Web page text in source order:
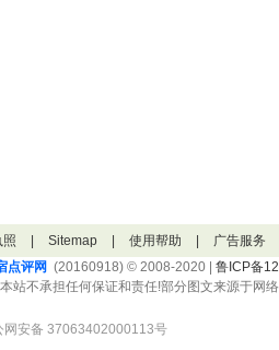
照 Sitemap 使用帮助 广告服务
点评网 (20160918) © 2008-2020 | 鲁ICP备
站不承担任何保证和责任!部分图文来源于网
网安备 37063402000113号